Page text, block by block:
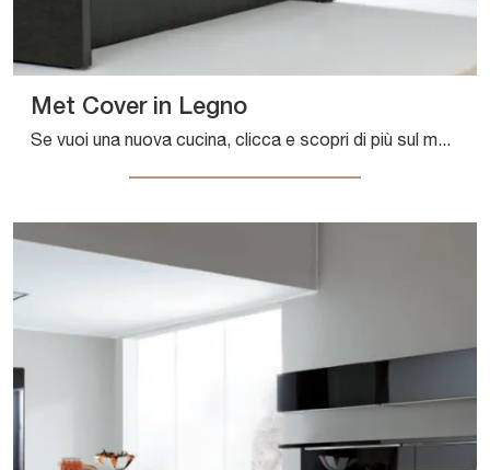
Met Cover in Legno
Se vuoi una nuova cucina, clicca e scopri di più sul modello Met Cover in Legno Aran.